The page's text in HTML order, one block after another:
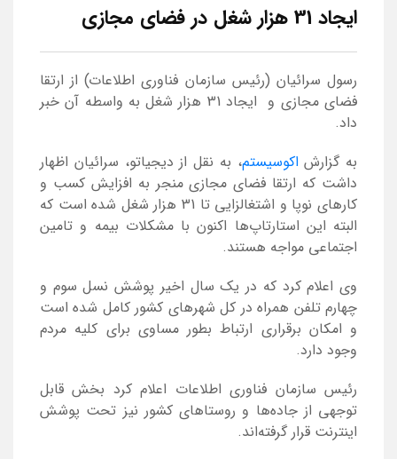
ایجاد 31 هزار شغل در فضای مجازی
رسول سرائیان (رئیس سازمان فناوری اطلاعات) از ارتقا
فضای مجازی و ایجاد 31 هزار شغل به واسطه آن خبر
داد.
به گزارشاکوسیستم، به نقل از دیجیاتو، سرائیان اظهار
داشت که ارتقا فضای مجازی منجر به افزایش کسب و
کارهای نوپا و اشتغالزایی تا 31 هزار شغل شده است که
البته این استارتاپ‌ها اکنون با مشکلات بیمه و تامین
اجتماعی مواجه هستند.
وی اعلام کرد که در یک سال اخیر پوشش نسل سوم و
چهارم تلفن همراه در کل شهرهای کشور کامل شده است
و امکان برقراری ارتباط بطور مساوی برای کلیه مردم
وجود دارد.
رئیس سازمان فناوری اطلاعات اعلام کرد بخش قابل
توجهی از جاده‌ها و روستاهای کشور نیز تحت پوشش
اینترنت قرار گرفته‌اند.